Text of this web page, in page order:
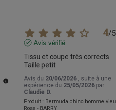
4/5
Avis vérifié
Tissu et coupe très corrects
Taille petit
Avis du 20/06/2026 , suite à une
expérience du 25/05/2026 par
Claudie D.
Produit : Bermuda chino homme
Rose - BARRY